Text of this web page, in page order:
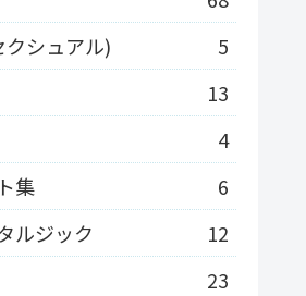
シュアル)
5
13
4
集
6
ルジック
12
23